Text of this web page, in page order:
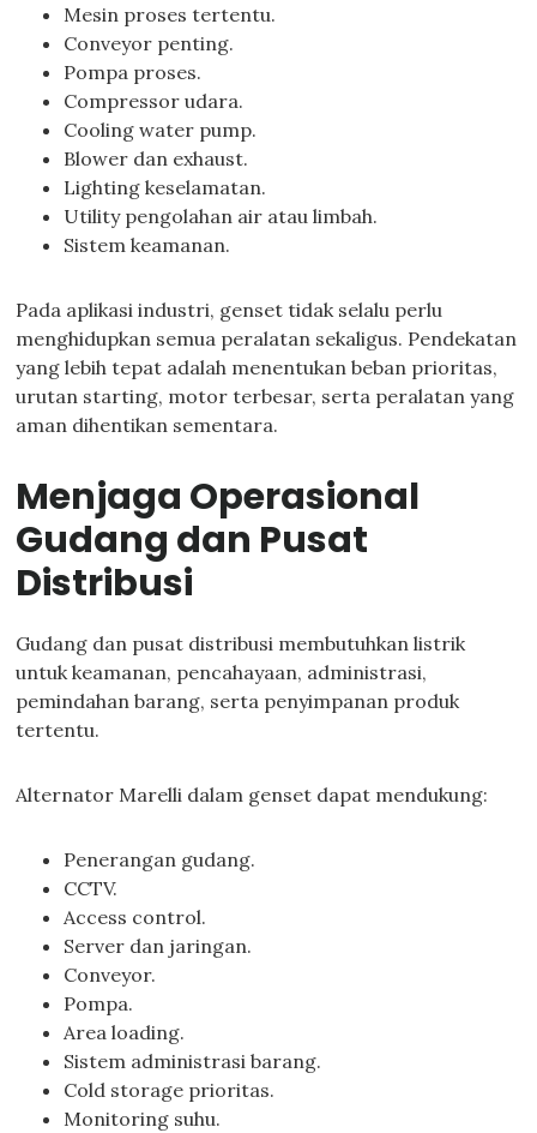
Mesin proses tertentu.
Conveyor penting.
Pompa proses.
Compressor udara.
Cooling water pump.
Blower dan exhaust.
Lighting keselamatan.
Utility pengolahan air atau limbah.
Sistem keamanan.
Pada aplikasi industri, genset tidak selalu perlu
menghidupkan semua peralatan sekaligus. Pendekatan
yang lebih tepat adalah menentukan beban prioritas,
urutan starting, motor terbesar, serta peralatan yang
aman dihentikan sementara.
Menjaga Operasional
Gudang dan Pusat
Distribusi
Gudang dan pusat distribusi membutuhkan listrik
untuk keamanan, pencahayaan, administrasi,
pemindahan barang, serta penyimpanan produk
tertentu.
Alternator Marelli dalam genset dapat mendukung:
Penerangan gudang.
CCTV.
Access control.
Server dan jaringan.
Conveyor.
Pompa.
Area loading.
Sistem administrasi barang.
Cold storage prioritas.
Monitoring suhu.